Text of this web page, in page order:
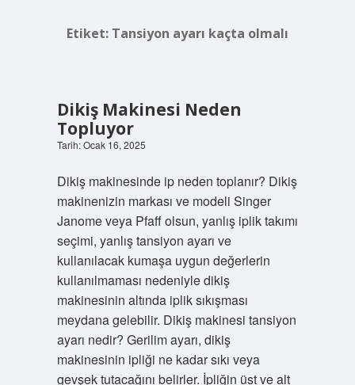
Etiket: Tansiyon ayarı kaçta olmalı
Dikiş Makinesi Neden
Topluyor
Tarih: Ocak 16, 2025
Dikiş makinesinde ip neden toplanır? Dikiş
makinenizin markası ve modeli Singer
Janome veya Pfaff olsun, yanlış iplik takımı
seçimi, yanlış tansiyon ayarı ve
kullanılacak kumaşa uygun değerlerin
kullanılmaması nedeniyle dikiş
makinesinin altında iplik sıkışması
meydana gelebilir. Dikiş makinesi tansiyon
ayarı nedir? Gerilim ayarı, dikiş
makinesinin ipliği ne kadar sıkı veya
gevşek tutacağını belirler. İpliğin üst ve alt